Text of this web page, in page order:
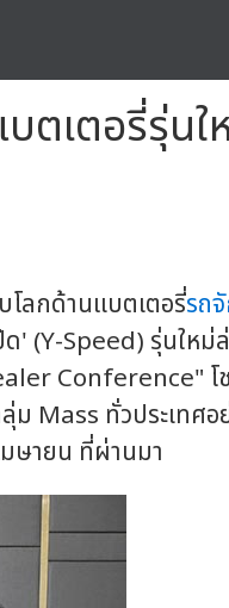
ตเตอรี่รุ่น
โลกด้านแบตเตอรี่รถ
' (Y-Speed) รุ่นใหม่
Conference"
Mass ทั่วประเทศอ
ษายน ที่ผ่านมา